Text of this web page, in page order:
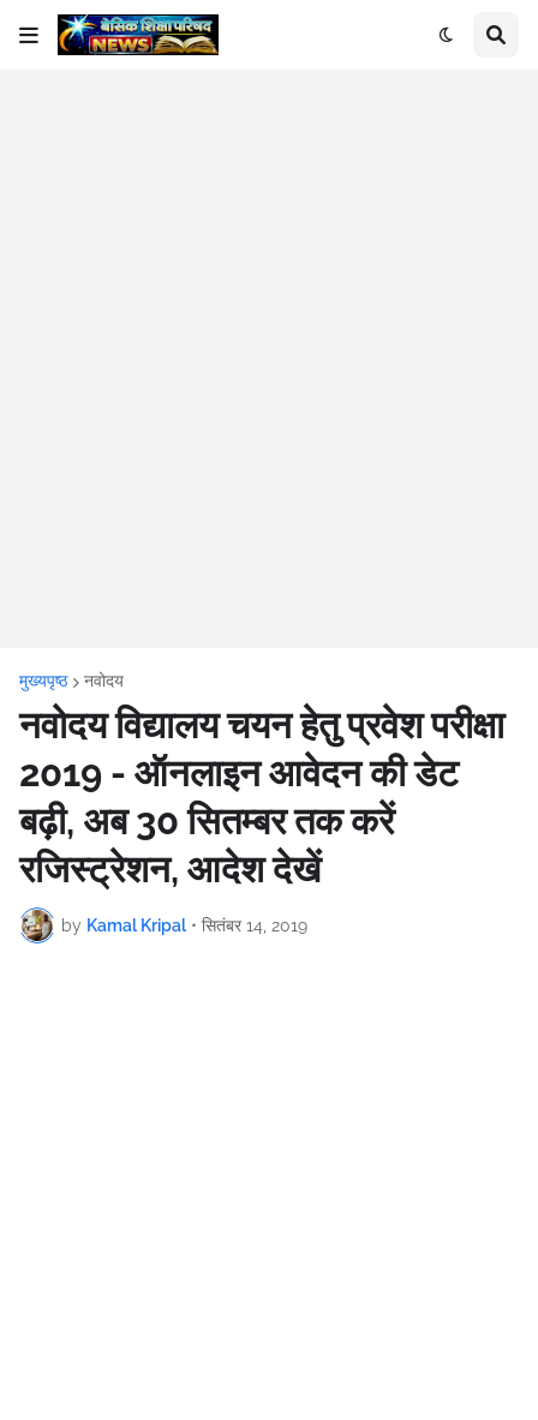
मुख्यपृष्ठ नवोदय
नवोदय विद्यालय चयन हेतु प्रवेश परीक्षा
2019 - ऑनलाइन आवेदन की डेट
बढ़ी, अब 30 सितम्बर तक करें
रजिस्ट्रेशन, आदेश देखें
by Kamal Kripal • सितंबर 14, 2019